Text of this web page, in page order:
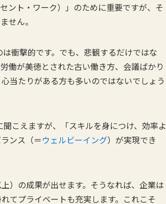
ント・ワーク）」のために重要ですが、そ
せん。
衝撃的です。でも、悲観するだけではな
働が美徳とされた古い働き方、会議ばかり
当たりがある方も多いのではないでしょう
こえますが、「スキルを身につけ、効率よ
ンス（＝ウェルビーイング）が実現でき
）の成果が出せます。そうなれば、企業は
てプライベートも充実します。これこそ